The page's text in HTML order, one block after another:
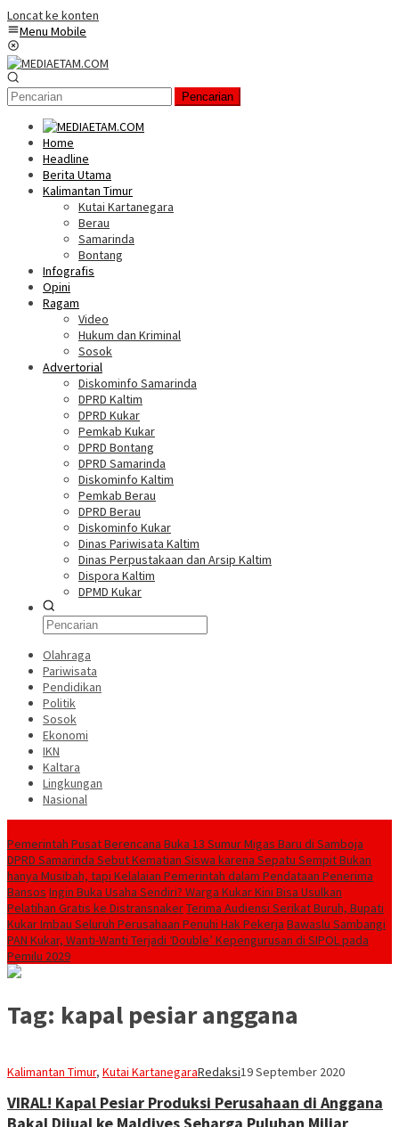
Loncat ke konten
Menu Mobile
Pencarian
Home
Headline
Berita Utama
Kalimantan Timur
Kutai Kartanegara
Berau
Samarinda
Bontang
Infografis
Opini
Ragam
Video
Hukum dan Kriminal
Sosok
Advertorial
Diskominfo Samarinda
DPRD Kaltim
DPRD Kukar
Pemkab Kukar
DPRD Bontang
DPRD Samarinda
Diskominfo Kaltim
Pemkab Berau
DPRD Berau
Diskominfo Kukar
Dinas Pariwisata Kaltim
Dinas Perpustakaan dan Arsip Kaltim
Dispora Kaltim
DPMD Kukar
Olahraga
Pariwisata
Pendidikan
Politik
Sosok
Ekonomi
IKN
Kaltara
Lingkungan
Nasional
Pemerintah Pusat Berencana Buka 13 Sumur Migas Baru di Samboja
DPRD Samarinda Sebut Kematian Siswa karena Sepatu Sempit Bukan
hanya Musibah, tapi Kelalaian Pemerintah dalam Pendataan Penerima
Bansos Ingin Buka Usaha Sendiri? Warga Kukar Kini Bisa Usulkan
Pelatihan Gratis ke DistransnakerTerima Audiensi Serikat Buruh, Bupati
Kukar Imbau Seluruh Perusahaan Penuhi Hak Pekerja Bawaslu Sambangi
PAN Kukar, Wanti-Wanti Terjadi ‘Double’ Kepengurusan di SIPOL pada
Pemilu 2029
Tag: kapal pesiar anggana
Kalimantan Timur, Kutai KartanegaraRedaksi19 September 2020
VIRAL! Kapal Pesiar Produksi Perusahaan di Anggana